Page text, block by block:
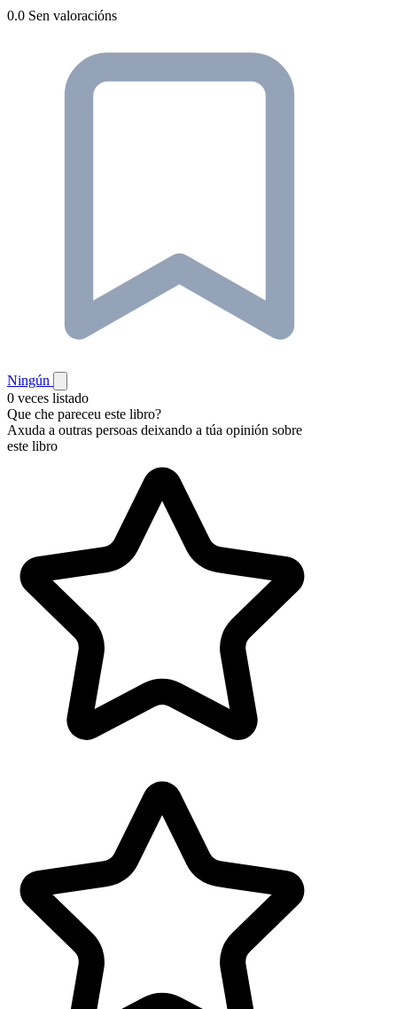
0.0 Sen valoracións
Ningún
0 veces listado
Que che pareceu este libro?
Axuda a outras persoas deixando a túa opinión sobre
este libro